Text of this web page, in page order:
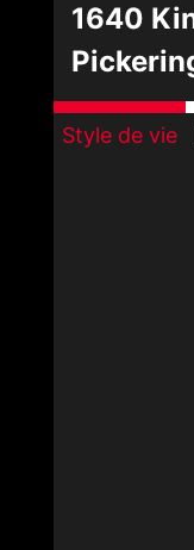
1640
Style de vie